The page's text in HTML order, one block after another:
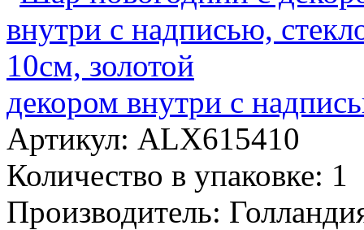
декором внутри с
Артикул: ALX615410
Количество в упаковке: 1
Производитель: